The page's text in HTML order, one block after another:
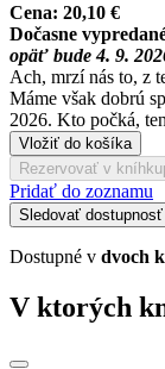
Cena: 20,10 €
Dočasne
opäť bude 4. 9.
Ach, mrzí nás to, z
Máme však dobrú
2026. Kto počká,
Vložiť do košíka
Rezervovať v
Pridať do zoznamu
Sledovať dostupnosť
Dostupné v dvoch
V ktorých